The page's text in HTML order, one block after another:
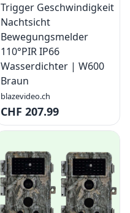
Trigger Geschwindigkeit
Nachtsicht
Bewegungsmelder
110°PIR IP66
Wasserdichter | W600
Braun
blazevideo.ch
CHF 207.99